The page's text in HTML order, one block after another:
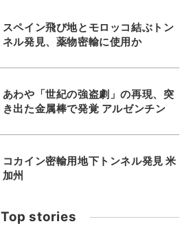
スペイン飛び地とモロッコ結ぶトン
ネル発見、薬物密輸に使用か
あわや「世紀の強盗劇」の再現、突
き出た金属棒で発覚 アルゼンチン
コカイン密輸用地下トンネル発見 米
加州
Top stories